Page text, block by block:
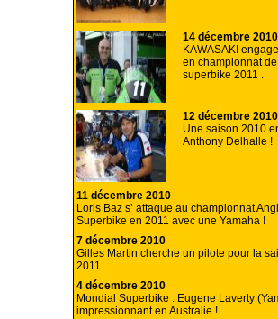
14 décembre 2010
KAWASAKI
en championnat
superbike 2011 .
12 décembre 2010
Une saison 2010
Anthony Delhalle !
11 décembre 2010
Loris Baz s’ attaque au championnat
Superbike en 2011 avec une Yamaha !
7 décembre 2010
Gilles Martin cherche un pilote pour la
2011
4 décembre 2010
Mondial Superbike : Eugene Laverty
impressionnant en Australie !